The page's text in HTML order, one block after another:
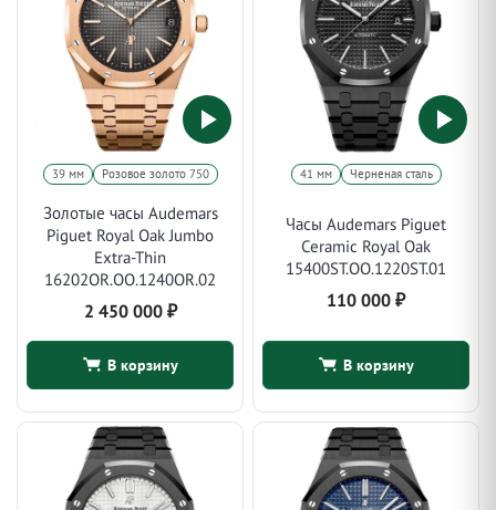
39 мм Розовое золото 750
Золотые часы Audemars
Piguet Royal Oak Jumbo
Extra-Thin
16202OR.OO.1240OR.02
2 450 000 ₽
В корзину
41 мм Черненая сталь
Часы Audemars Piguet
Ceramic Royal Oak
15400ST.OO.1220ST.01
110 000 ₽
В корзину